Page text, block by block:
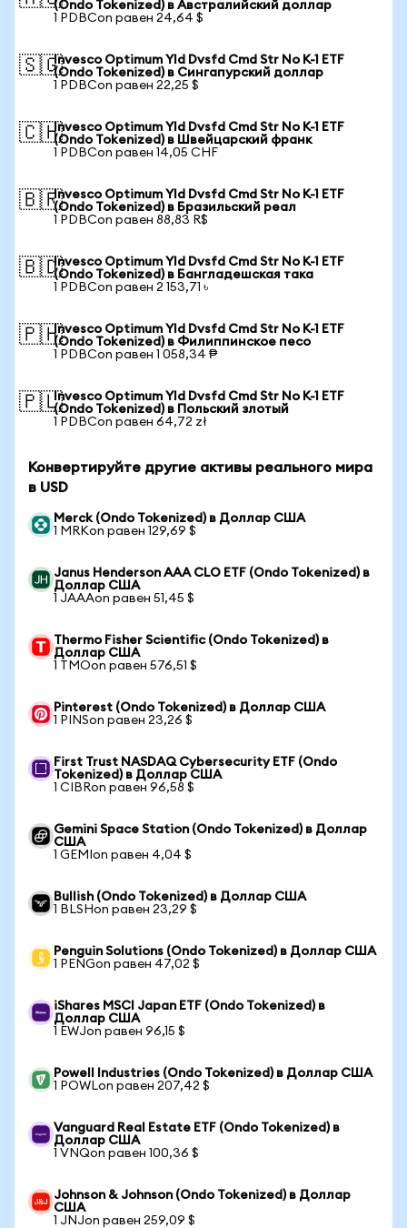
(Ondo Tokenized) в Австралийский доллар
1 PDBCon равен 24,64 $
🇸🇬Invesco Optimum Yld Dvsfd Cmd Str No K-1 ETF
(Ondo Tokenized) в Сингапурский доллар
1 PDBCon равен 22,25 $
🇨🇭Invesco Optimum Yld Dvsfd Cmd Str No K-1 ETF
(Ondo Tokenized) в Швейцарский франк
1 PDBCon равен 14,05 CHF
🇧🇷Invesco Optimum Yld Dvsfd Cmd Str No K-1 ETF
(Ondo Tokenized) в Бразильский реал
1 PDBCon равен 88,83 R$
🇧🇩Invesco Optimum Yld Dvsfd Cmd Str No K-1 ETF
(Ondo Tokenized) в Бангладешская така
1 PDBCon равен 2 153,71 ৳
🇵🇭Invesco Optimum Yld Dvsfd Cmd Str No K-1 ETF
(Ondo Tokenized) в Филиппинское песо
1 PDBCon равен 1 058,34 ₱
🇵🇱Invesco Optimum Yld Dvsfd Cmd Str No K-1 ETF
(Ondo Tokenized) в Польский злотый
1 PDBCon равен 64,72 zł
Конвертируйте другие активы реального мира
в USD
Merck (Ondo Tokenized) в Доллар США
1 MRKon равен 129,69 $
Janus Henderson AAA CLO ETF (Ondo Tokenized) в
Доллар США
1 JAAAon равен 51,45 $
Thermo Fisher Scientific (Ondo Tokenized) в
Доллар США
1 TMOon равен 576,51 $
Pinterest (Ondo Tokenized) в Доллар США
1 PINSon равен 23,26 $
First Trust NASDAQ Cybersecurity ETF (Ondo
Tokenized) в Доллар США
1 CIBRon равен 96,58 $
Gemini Space Station (Ondo Tokenized) в Доллар
США
1 GEMIon равен 4,04 $
Bullish (Ondo Tokenized) в Доллар США
1 BLSHon равен 23,29 $
Penguin Solutions (Ondo Tokenized) в Доллар США
1 PENGon равен 47,02 $
iShares MSCI Japan ETF (Ondo Tokenized) в
Доллар США
1 EWJon равен 96,15 $
Powell Industries (Ondo Tokenized) в Доллар США
1 POWLon равен 207,42 $
Vanguard Real Estate ETF (Ondo Tokenized) в
Доллар США
1 VNQon равен 100,36 $
Johnson & Johnson (Ondo Tokenized) в Доллар
США
1 JNJon равен 259,09 $